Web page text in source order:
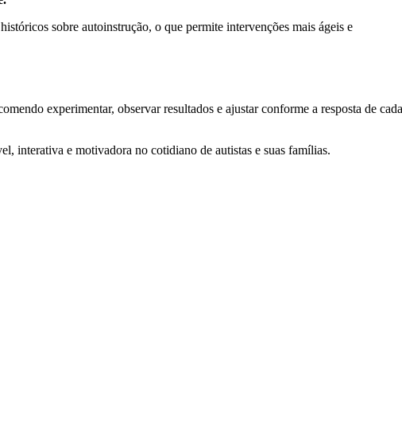
sobre autoinstrução, o que permite intervenções mais ágeis e
experimentar, observar resultados e ajustar conforme a resposta de cada
interativa e motivadora no cotidiano de autistas e suas famílias.